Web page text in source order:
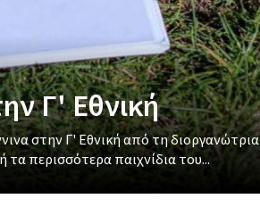
Γ' Εθνική
στην Γ' Εθνική από τη διοργανώτρια
περισσότερα παιχνίδια του...